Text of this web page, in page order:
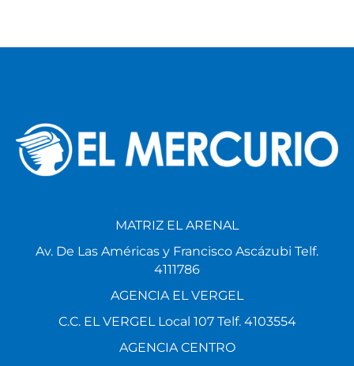
MATRIZ EL ARENAL
Av. De Las Américas y Francisco Ascázubi Telf.
4111786
AGENCIA EL VERGEL
C.C. EL VERGEL Local 107 Telf. 4103554
AGENCIA CENTRO